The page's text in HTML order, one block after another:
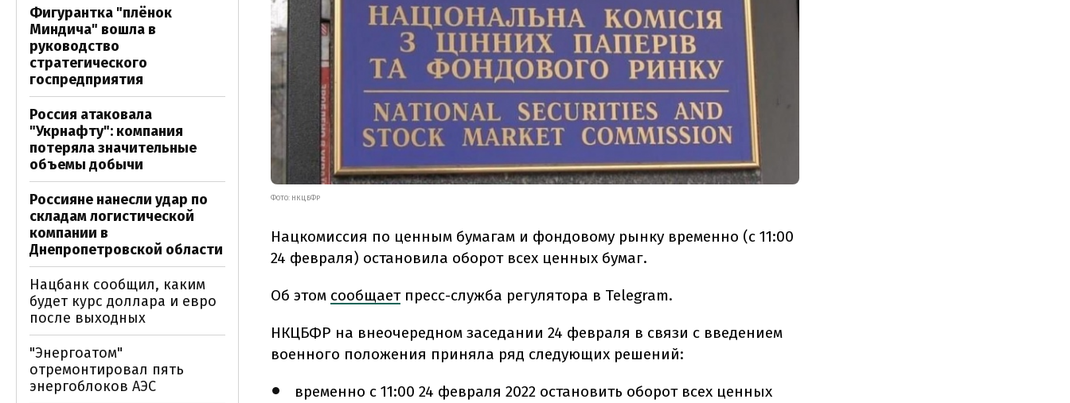
ФОТО: НКЦБФР
Нацкомиссия по ценным бумагам и фондовому рынку временно (с 11:00
24 февраля) остановила оборот всех ценных бумаг.
Об этом сообщаетпресс-служба регулятора в Telegram.
НКЦБФР на внеочередном заседании 24 февраля в связи с введением
военного положения приняла ряд следующих решений:
временно с 11:00 24 февраля 2022 остановить оборот всех ценных
Фигурантка "плёнок
Миндича" вошла в
руководство
стратегического
госпредприятия
Россия атаковала
"Укрнафту": компания
потеряла значительные
объемы добычи
Россияне нанесли удар по
складам логистической
компании в
Днепропетровской области
Нацбанк сообщил, каким
будет курс доллара и евро
после выходных
"Энергоатом"
отремонтировал пять
энергоблоков АЭС